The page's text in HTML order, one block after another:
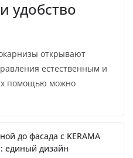
удобство
открывают
естественным и
помощью можно
до фасада с KERAMA
единый дизайн